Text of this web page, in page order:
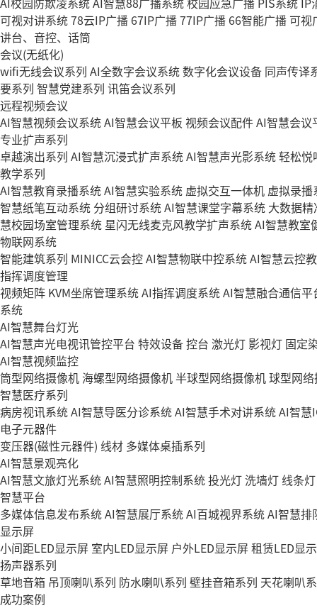
可视对讲系统78云IP广播 67IP广播77IP广播 66智能广播 可视
讲台、音控、话筒
会议(无纸化)
wifi无线会议系列 AI全数字会议系统数字化会议设备 同声传译
要系列 智慧党建系列 讯笛会议系列
远程视频会议
AI智慧视频会议系统AI智慧会议平板 视频会议配件AI智慧会
专业扩声系列
卓越演出系列 AI智慧沉浸式扩声系统AI智慧声光影系统轻松悦
教学系列
AI智慧教育录播系统AI智慧实验系统 虚拟交互一体机 虚拟录播
智慧纸笔互动系统 分组研讨系统AI智慧课堂字幕系统 大数据
慧校园场室管理系统 星闪无线麦克风教学扩声系统AI智慧教室
物联网系统
智能建筑系列 MINICC云会控AI智慧物联中控系统AI智慧云控
指挥调度管理
视频矩阵 KVM坐席管理系统AI指挥调度系统AI智慧融合通信平
系统
AI智慧舞台灯光
AI智慧声光电视讯管控平台 特效设备控台 激光灯 影视灯 固定
AI智慧视频监控
筒型网络摄像机 海螺型网络摄像机半球型网络摄像机球型网
智慧医疗系列
病房视讯系统AI智慧导医分诊系统AI智慧手术对讲系统AI智慧
电子元器件
变压器(磁性元器件) 线材 多媒体桌插系列
AI智慧景观亮化
AI智慧文旅灯光系统AI智慧照明控制系统投光灯洗墙灯线条灯
智慧平台
多媒体信息发布系统AI智慧展厅系统AI百城视界系统AI智慧排
显示屏
小间距LED显示屏 室内LED显示屏 户外LED显示屏租赁LED显
扬声器系列
草地音箱 吊顶喇叭系列 防水喇叭系列 壁挂音箱系列 天花喇叭
成功案例